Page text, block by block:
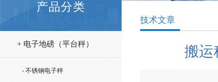
产品分类
+ 电子地磅（平台秤）
- 不锈钢电子秤
技术文章
搬运